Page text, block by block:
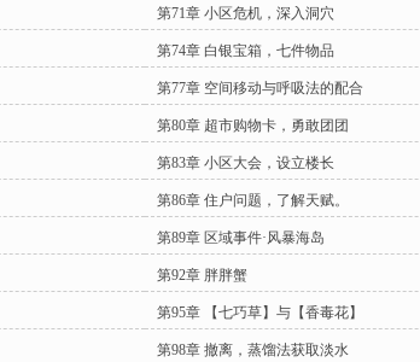
第71章 小区危机，深入洞穴
第74章 白银宝箱，七件物品
第77章 空间移动与呼吸法的配合
第80章 超市购物卡，勇敢团团
第83章 小区大会，设立楼长
第86章 住户问题，了解天赋。
第89章 区域事件·风暴海岛
第92章 胖胖蟹
第95章 【七巧草】与【香毒花】
第98章 撤离，蒸馏法获取淡水